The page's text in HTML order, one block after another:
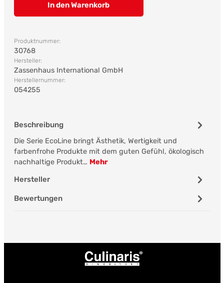
In den Warenkorb
Produktnummer:
30768
Hersteller:
Zassenhaus International GmbH
Herstellernummer:
054255
Beschreibung
Die Serie EcoLine bringt Ästhetik, Wertigkeit und
farbenfrohe Produkte mit dem guten Gefühl, ökologisch
nachhaltige Produkt… Mehr
Hersteller
Bewertungen